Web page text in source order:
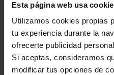
Esta página web usa
Utilizamos cookies propias
tu experiencia durante la
ofrecerte publicidad
Si aceptas, consideramos
modificar tus opciones de